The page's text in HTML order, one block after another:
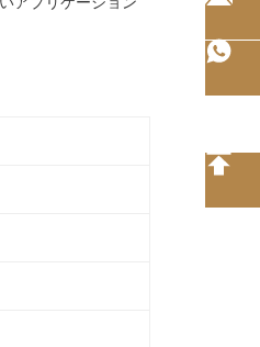
アプリケーション